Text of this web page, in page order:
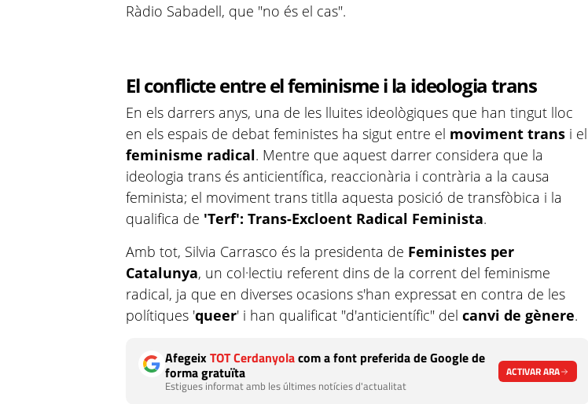
Ràdio Sabadell, que "no és el cas".
El conflicte entre el feminisme i la ideologia trans
En els darrers anys, una de les lluites ideològiques que han tingut lloc
en els espais de debat feministes ha sigut entre el moviment trans i el
feminisme radical. Mentre que aquest darrer considera que la
ideologia trans és anticientífica, reaccionària i contrària a la causa
feminista; el moviment trans titlla aquesta posició de transfòbica i la
qualifica de 'Terf': Trans-Excloent Radical Feminista.
Amb tot, Silvia Carrasco és la presidenta de Feministes per
Catalunya, un col·lectiu referent dins de la corrent del feminisme
radical, ja que en diverses ocasions s'han expressat en contra de les
polítiques 'queer' i han qualificat "d'anticientífic" delcanvi de gènere.
AfegeixTOT Cerdanyolacom a font preferida de Google de
forma gratuïta
Estigues informat amb les últimes notícies d'actualitat
ACTIVAR ARA